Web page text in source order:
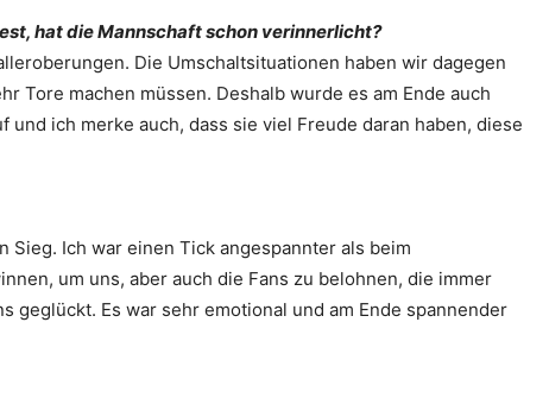
hat die Mannschaft schon verinnerlicht?
Die Umschaltsituationen haben wir dagegen
Tore machen müssen. Deshalb wurde es am Ende auch
ich merke auch, dass sie viel Freude daran haben, diese
Sieg. Ich war einen Tick angespannter als beim
um uns, aber auch die Fans zu belohnen, die immer
geglückt. Es war sehr emotional und am Ende spannender